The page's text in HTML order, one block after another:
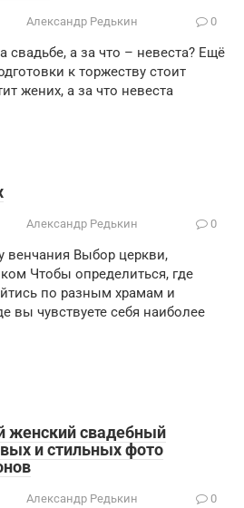
Александр Редькин 0
свадьбе, а за что – невеста? Ещё
к торжеству стоит
жених, а за что невеста
Александр Редькин 0
венчания Выбор церкви,
Чтобы определиться, где
по разным храмам и
вы чувствуете себя наиболее
женский свадебный
и стильных фото
Александр Редькин 0